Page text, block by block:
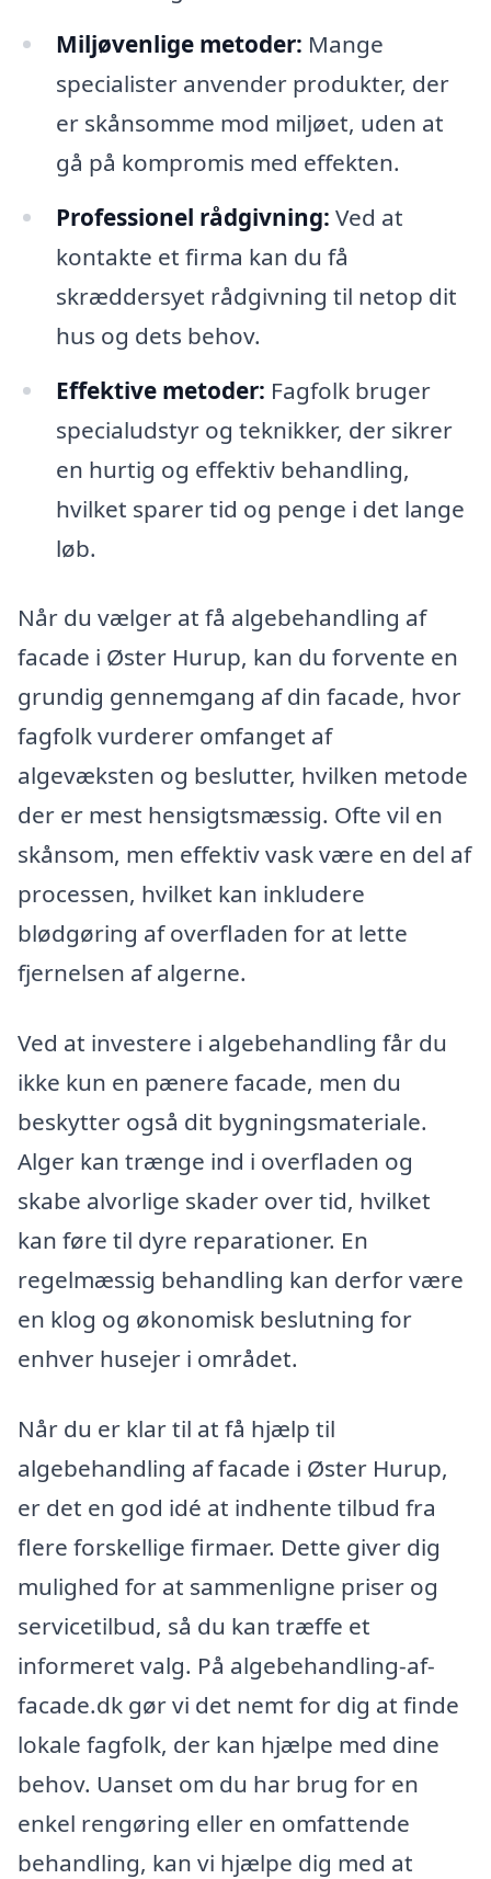
Miljøvenlige metoder: Mange
specialister anvender produkter, der
er skånsomme mod miljøet, uden at
gå på kompromis med effekten.
Professionel rådgivning: Ved at
kontakte et firma kan du få
skræddersyet rådgivning til netop dit
hus og dets behov.
Effektive metoder: Fagfolk bruger
specialudstyr og teknikker, der sikrer
en hurtig og effektiv behandling,
hvilket sparer tid og penge i det lange
løb.
Når du vælger at få algebehandling af
facade i Øster Hurup, kan du forvente en
grundig gennemgang af din facade, hvor
fagfolk vurderer omfanget af
algevæksten og beslutter, hvilken metode
der er mest hensigtsmæssig. Ofte vil en
skånsom, men effektiv vask være en del af
processen, hvilket kan inkludere
blødgøring af overfladen for at lette
fjernelsen af algerne.
Ved at investere i algebehandling får du
ikke kun en pænere facade, men du
beskytter også dit bygningsmateriale.
Alger kan trænge ind i overfladen og
skabe alvorlige skader over tid, hvilket
kan føre til dyre reparationer. En
regelmæssig behandling kan derfor være
en klog og økonomisk beslutning for
enhver husejer i området.
Når du er klar til at få hjælp til
algebehandling af facade i Øster Hurup,
er det en god idé at indhente tilbud fra
flere forskellige firmaer. Dette giver dig
mulighed for at sammenligne priser og
servicetilbud, så du kan træffe et
informeret valg. På algebehandling-af-
facade.dk gør vi det nemt for dig at finde
lokale fagfolk, der kan hjælpe med dine
behov. Uanset om du har brug for en
enkel rengøring eller en omfattende
behandling, kan vi hjælpe dig med at